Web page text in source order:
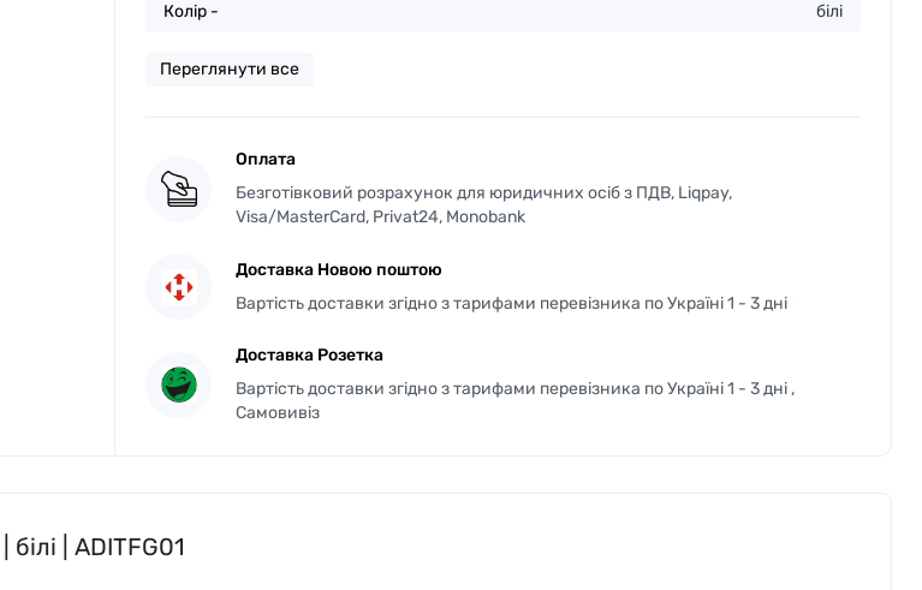
Колір - білі
Переглянути все
Оплата
Безготівковий розрахунок для юридичних осіб з ПДВ, Liqpay,
Visa/MasterCard, Privat24, Monobank
Доставка Новою поштою
Вартість доставки згідно з тарифами перевізника по Україні 1 - 3 дні
Доставка Розетка
Вартість доставки згідно з тарифами перевізника по Україні 1 - 3 дні ,
Самовивіз
| ADITFG01